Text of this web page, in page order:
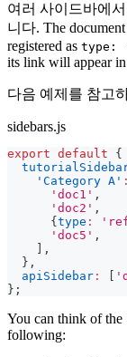
여러 사이드바에
니다. The
registered as type:
its link will appear in
다음 예제를 참고
sidebars.js
export default
{
'Category A' :
'doc1' ,
'doc2' ,
{ type :
'doc5' ,
,
} ,
apiSidebar :
} ;
You can think of the
following: